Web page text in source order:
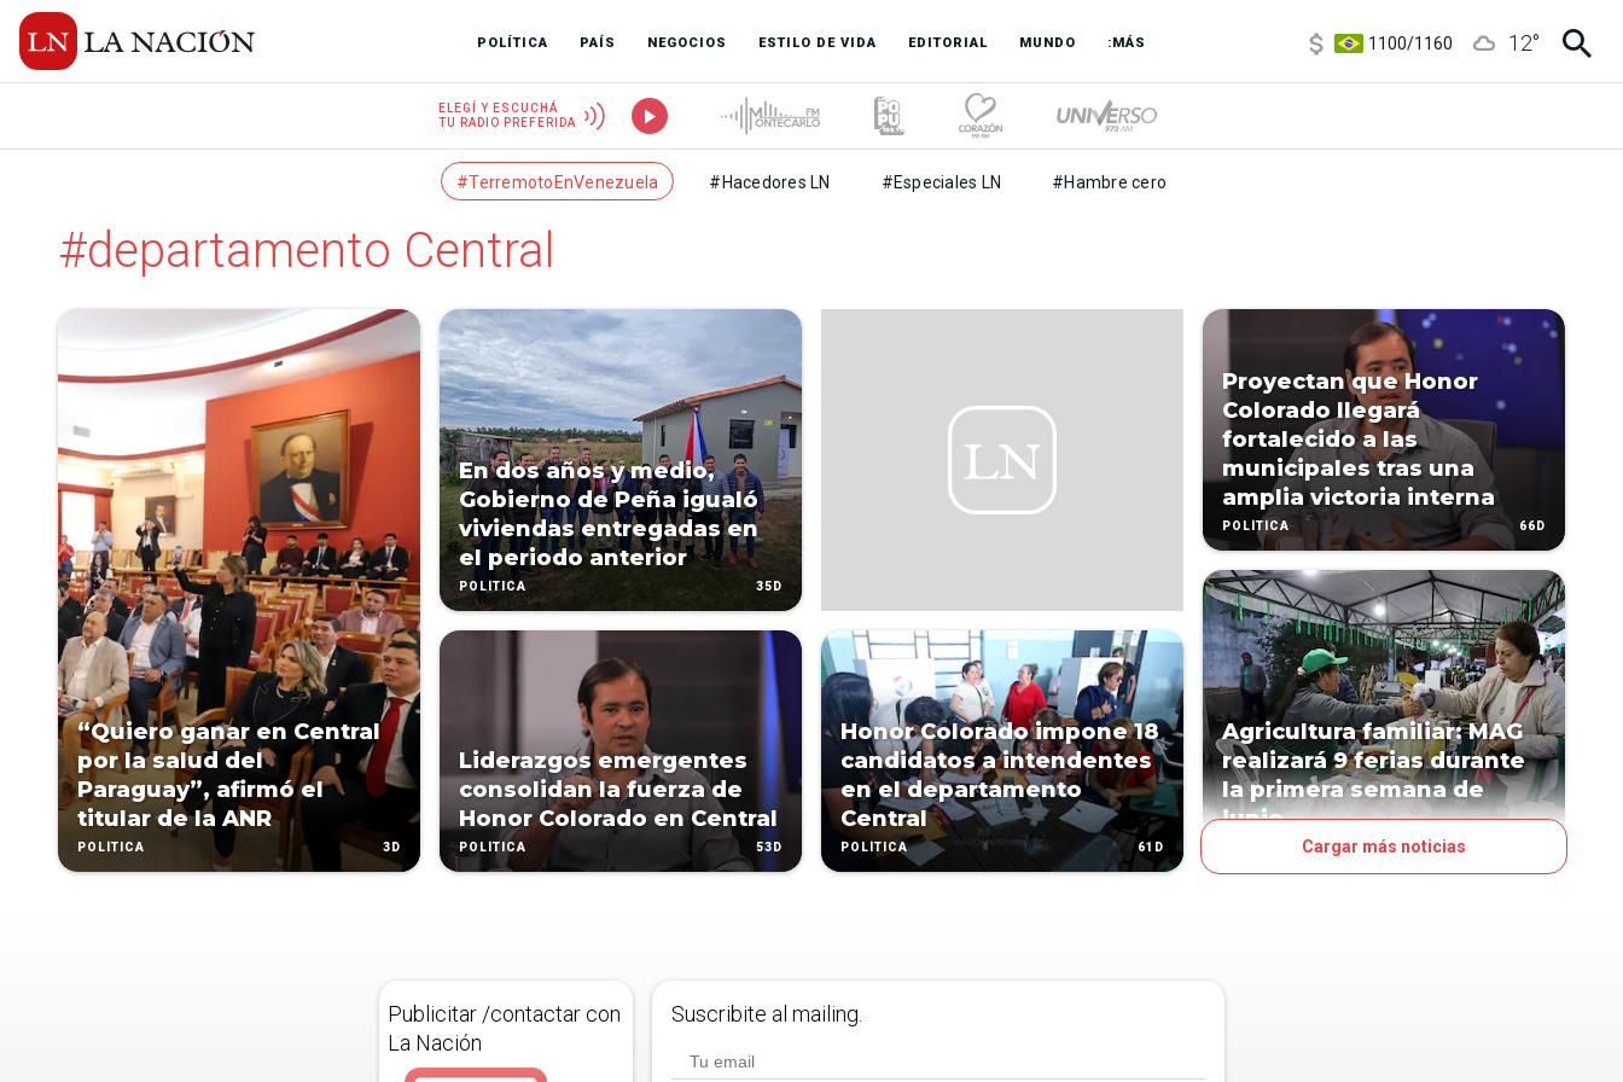
POLÍTICA PAÍS NEGOCIOS ESTILO DE VIDA EDITORIAL MUNDO :MÁS
1100/1160
12°
ELEGÍ Y ESCUCHÁ
TU RADIO PREFERIDA
#TerremotoEnVenezuela #Hacedores LN #Especiales LN #Hambre cero
#departamento Central
“Quiero ganar en Central
por la salud del
Paraguay”, afirmó el
titular de la ANR
POLÍTICA 3D
En dos años y medio,
Gobierno de Peña igualó
viviendas entregadas en
el periodo anterior
POLÍTICA 35D
Liderazgos emergentes
consolidan la fuerza de
Honor Colorado en Central
POLÍTICA 53D
Honor Colorado impone 18
candidatos a intendentes
en el departamento
Central
POLÍTICA 61D
Proyectan que Honor
Colorado llegará
fortalecido a las
municipales tras una
amplia victoria interna
POLÍTICA 66D
Agricultura familiar: MAG
realizará 9 ferias durante
la primera semana de
junio
Cargar más noticias
Publicitar /contactar con
La Nación
Suscribite al mailing.